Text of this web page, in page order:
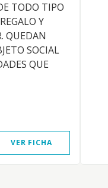
TODO TIPO
Y
QUEDAN
SOCIAL
QUE
VER FICHA